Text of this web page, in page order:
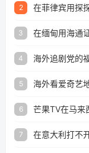
2
3
4
5
6 芒果TV在马来
7